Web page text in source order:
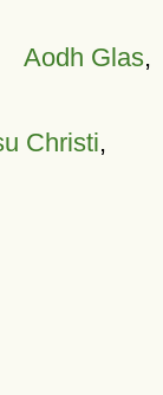
Aodh Glas,
Christi,